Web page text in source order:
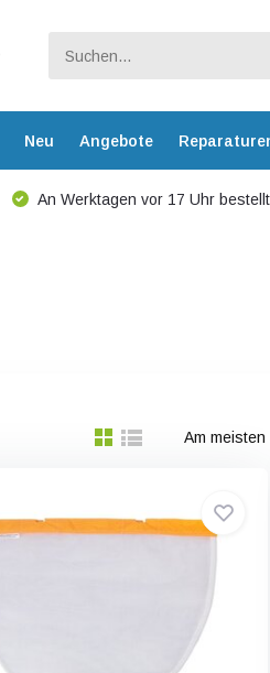
Neu Angebote
An Werktagen vor 17 Uhr
Am